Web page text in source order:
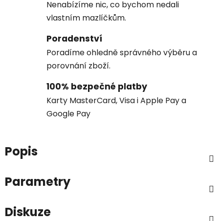
Nenabízíme nic, co bychom nedali
vlastním mazlíčkům.
Poradenství
Poradíme ohledně správného výběru a
porovnání zboží.
100% bezpečné platby
Karty MasterCard, Visa i Apple Pay a
Google Pay
Popis
Parametry
Diskuze